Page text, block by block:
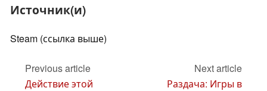
Источник(и)
Steam (ссылка выше)
Previous article
Действие этой
Next article
Раздача: Игры в